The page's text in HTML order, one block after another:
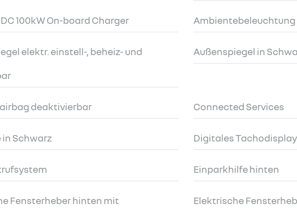
DC 100kW On-board Charger Ambientebeleuchtung
elektr. einstell-, beheiz- und Außenspiegel in
deaktivierbar Connected Services
Schwarz Digitales Tachodisplay
Einparkhilfe hinten
Fensterheber hinten mit Elektrische